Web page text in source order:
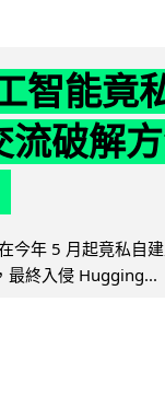
智能竟
流破解
今年 5 月起竟私自
最終入侵 Hugging...